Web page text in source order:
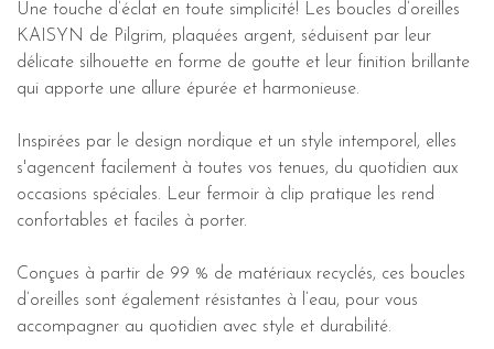
Une touche d’éclat en toute simplicité! Les boucles d’oreilles
KAISYN de Pilgrim, plaquées argent, séduisent par leur
délicate silhouette en forme de goutte et leur finition brillante
qui apporte une allure épurée et harmonieuse.
Inspirées par le design nordique et un style intemporel, elles
s'agencent facilement à toutes vos tenues, du quotidien aux
occasions spéciales. Leur fermoir à clip pratique les rend
confortables et faciles à porter.
Conçues à partir de 99 % de matériaux recyclés, ces boucles
d’oreilles sont également résistantes à l’eau, pour vous
accompagner au quotidien avec style et durabilité.